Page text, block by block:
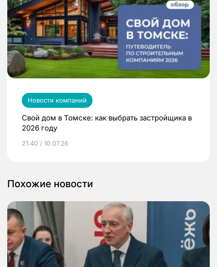
Новости компаний
Свой дом в Томске: как выбрать застройщика в
2026 году
21:40 / 10.07.26
Похожие новости